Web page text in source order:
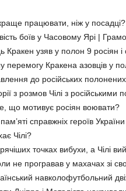
працювати, ніж у посадці?
боїв у Часовому Ярі |
Кракен узяв у полон 9 росіян
перемогу Кракена азовців у
до російських полонених
з розмов Чілі з російськими
що мотивує росіян воювати?
справжніх героїв України
Чілі?
точках вибухи, а Чілі
не програвав у махачах зі
навколофутбольний